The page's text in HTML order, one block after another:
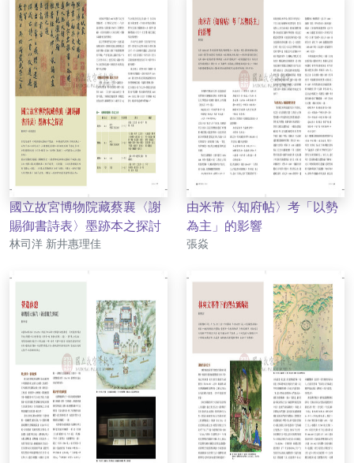
國立故宮博物院藏蔡襄〈謝
賜御書詩表〉墨跡本之探討
作者
林司洋 新井惠理佳
由米芾〈知府帖〉考「以勢
為主」的影響
作者
張焱